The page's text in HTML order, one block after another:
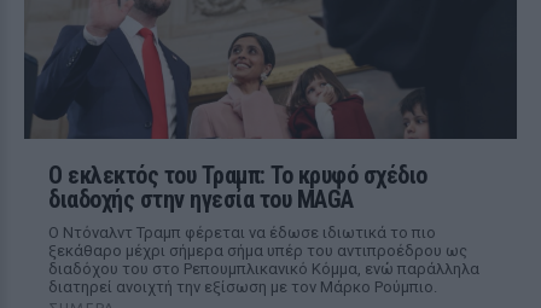
Ο εκλεκτός του Τραμπ: Το κρυφό σχέδιο
διαδοχής στην ηγεσία του MAGA
Ο Ντόναλντ Τραμπ φέρεται να έδωσε ιδιωτικά το πιο
ξεκάθαρο μέχρι σήμερα σήμα υπέρ του αντιπροέδρου ως
διαδόχου του στο Ρεπουμπλικανικό Κόμμα, ενώ παράλληλα
διατηρεί ανοιχτή την εξίσωση με τον Μάρκο Ρούμπιο.